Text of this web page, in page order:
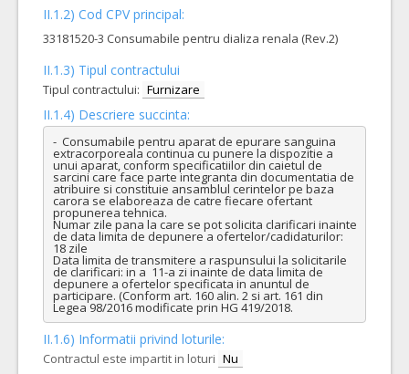
II.1.2) Cod CPV principal:
33181520-3 Consumabile pentru dializa renala (Rev.2)
II.1.3) Tipul contractului
Tipul contractului: Furnizare
II.1.4) Descriere succinta:
-  Consumabile pentru aparat de epurare sanguina
extracorporeala continua cu punere la dispozitie a
unui aparat, conform specificatiilor din caietul de
sarcini care face parte integranta din documentatia de
atribuire si constituie ansamblul cerintelor pe baza
carora se elaboreaza de catre fiecare ofertant
propunerea tehnica.
Numar zile pana la care se pot solicita clarificari inainte
de data limita de depunere a ofertelor/cadidaturilor:
18 zile
Data limita de transmitere a raspunsului la solicitarile
de clarificari: in a  11-a zi inainte de data limita de
depunere a ofertelor specificata in anuntul de
participare. (Conform art. 160 alin. 2 si art. 161 din
Legea 98/2016 modificate prin HG 419/2018.
II.1.6) Informatii privind loturile:
Contractul este impartit in loturi Nu